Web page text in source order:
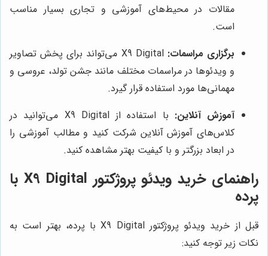
مقالات در محیط‌های آموزشی و تجاری بسیار مناسب
است.
برگزاری مراسمات:
X9 Digital می‌تواند برای پخش تصاویر
و ویدئوها در مراسمات مختلف مانند جشن تولد، عروسی و
مهمانی‌ها مورد استفاده قرار گیرد.
آموزش آنلاین:
با استفاده از X9 Digital می‌توانید در
کلاس‌های آموزش آنلاین شرکت کنید و مطالب آموزشی را
در ابعاد بزرگتر و با کیفیت بهتر مشاهده کنید.
راهنمای خرید ویدئو پروژکتور X9 Digital با
پرده
قبل از خرید ویدئو پروژکتور X9 Digital با پرده، بهتر است به
نکات زیر توجه کنید: